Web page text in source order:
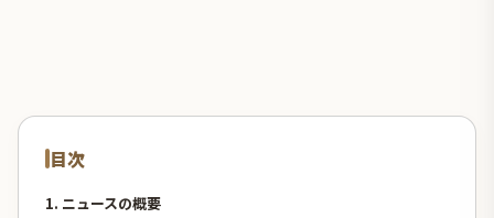
目次
1. ニュースの概要